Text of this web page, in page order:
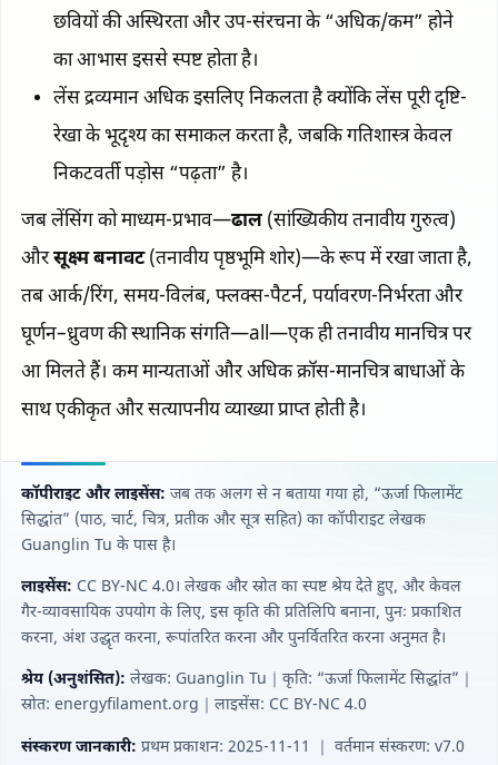
छवियों की अस्थिरता और उप-संरचना के “अधिक/कम” होने
का आभास इससे स्पष्ट होता है।
लेंस द्रव्यमान अधिक इसलिए निकलता है क्योंकि लेंस पूरी दृष्टि-
रेखा के भूदृश्य का समाकल करता है, जबकि गतिशास्त्र केवल
निकटवर्ती पड़ोस “पढ़ता” है।
जब लेंसिंग को माध्यम-प्रभाव—ढाल (सांख्यिकीय तनावीय गुरुत्व)
औरसूक्ष्म बनावट(तनावीय पृष्ठभूमि शोर)—के रूप में रखा जाता है,
तब आर्क/रिंग, समय-विलंब, फ्लक्स-पैटर्न, पर्यावरण-निर्भरता और
घूर्णन–ध्रुवण की स्थानिक संगति—all—एक ही तनावीय मानचित्र पर
आ मिलते हैं। कम मान्यताओं और अधिक क्रॉस-मानचित्र बाधाओं के
साथ एकीकृत और सत्यापनीय व्याख्या प्राप्त होती है।
कॉपीराइट और लाइसेंस: जब तक अलग से न बताया गया हो, “ऊर्जा फिलामेंट
सिद्धांत” (पाठ, चार्ट, चित्र, प्रतीक और सूत्र सहित) का कॉपीराइट लेखक
Guanglin Tu के पास है।
लाइसेंस: CC BY‑NC 4.0। लेखक और स्रोत का स्पष्ट श्रेय देते हुए, और केवल
गैर-व्यावसायिक उपयोग के लिए, इस कृति की प्रतिलिपि बनाना, पुनः प्रकाशित
करना, अंश उद्धृत करना, रूपांतरित करना और पुनर्वितरित करना अनुमत है।
श्रेय (अनुशंसित): लेखक: Guanglin Tu｜कृति: “ऊर्जा फिलामेंट सिद्धांत”｜
स्रोत: energyfilament.org｜लाइसेंस: CC BY‑NC 4.0
संस्करण जानकारी: प्रथम प्रकाशन: 2025-11-11 ｜ वर्तमान संस्करण: v7.0